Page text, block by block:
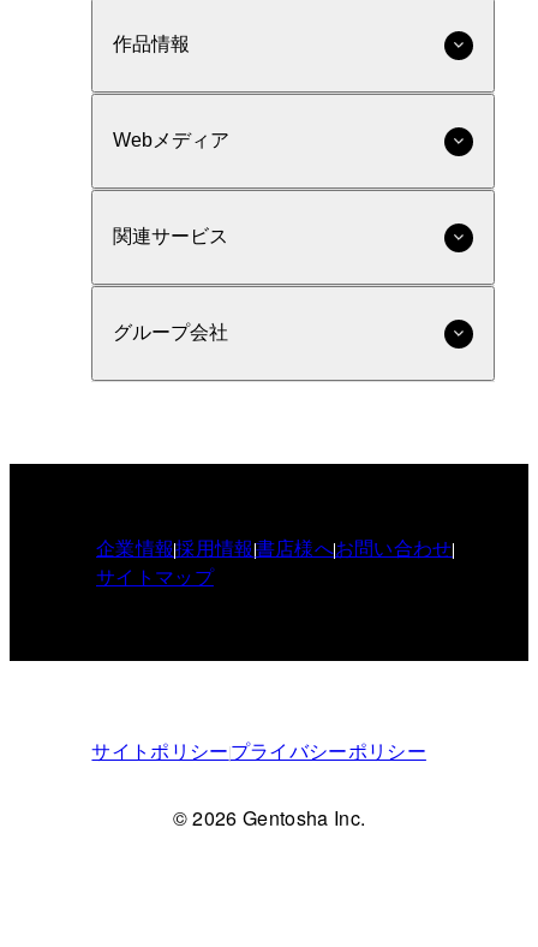
作品情報
Webメディア
関連サービス
グループ会社
企業情報採用情報書店様へお問い合わせ
サイトマップ
サイトポリシープライバシーポリシー
© 2026 Gentosha Inc.